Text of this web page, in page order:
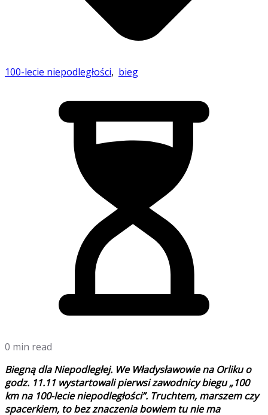
100-lecie niepodległości, bieg
0 min read
Biegną dla Niepodległej. We Władysławowie na Orliku o
godz. 11.11 wystartowali pierwsi zawodnicy biegu „100
km na 100-lecie niepodległości”. Truchtem, marszem czy
spacerkiem, to bez znaczenia bowiem tu nie ma